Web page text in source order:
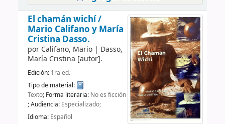
El chamán wichí /
Mario Califano y María
Cristina Dasso.
por Califano, Mario| Dasso,
María Cristina [autor].
Edición: 1ra ed.
Tipo de material:
Texto; Forma literaria: No es ficción
; Audiencia: Especializado;
Idioma: Español